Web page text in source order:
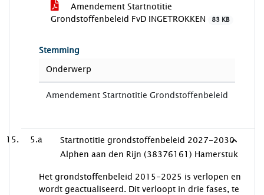
Amendement Startnotitie
Grondstoffenbeleid FvD INGETROKKEN
83 KB
Stemming
Onderwerp
Amendement Startnotitie Grondstoffenbeleid
5.a
Startnotitie grondstoffenbeleid 2027-2030
Alphen aan den Rijn (38376161) Hamerstuk
Het grondstoffenbeleid 2015-2025 is verlopen en
wordt geactualiseerd. Dit verloopt in drie fases, te